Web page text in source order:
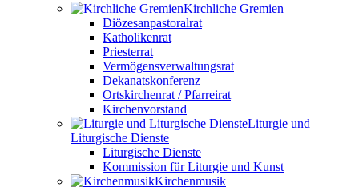
Kirchliche Gremien
Diözesanpastoralrat
Katholikenrat
Priesterrat
Vermögensverwaltungsrat
Dekanatskonferenz
Ortskirchenrat / Pfarreirat
Kirchenvorstand
Liturgie und
Liturgische Dienste
Liturgische Dienste
Kommission für Liturgie und Kunst
Kirchenmusik